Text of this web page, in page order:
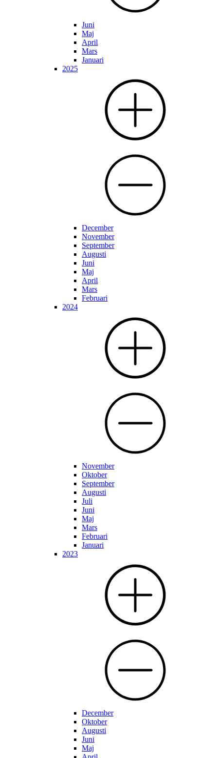
Juni
Maj
April
Mars
Januari
2025
December
November
September
Augusti
Juni
Maj
April
Mars
Februari
2024
November
Oktober
September
Augusti
Juli
Juni
Maj
Mars
Februari
Januari
2023
December
Oktober
Augusti
Juni
Maj